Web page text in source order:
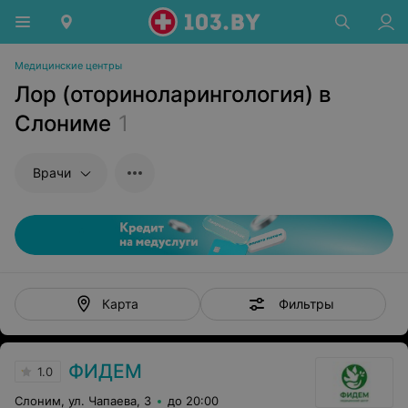
Медицинские центры
Лор (оториноларингология) в
Слониме 1
Врачи
Карта Фильтры
1.0 ФИДЕМ
Слоним, ул. Чапаева, 3 до 20:00